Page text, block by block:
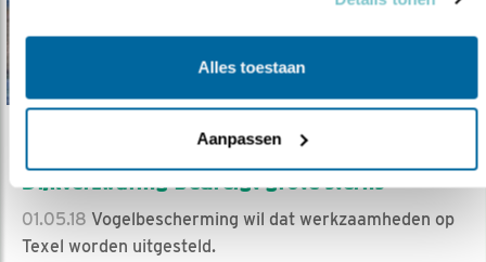
Alles toestaan
Aanpassen
Dijkverzwaring bedreigt grote sterns
01.05.18 Vogelbescherming wil dat werkzaamheden op
Texel worden uitgesteld.